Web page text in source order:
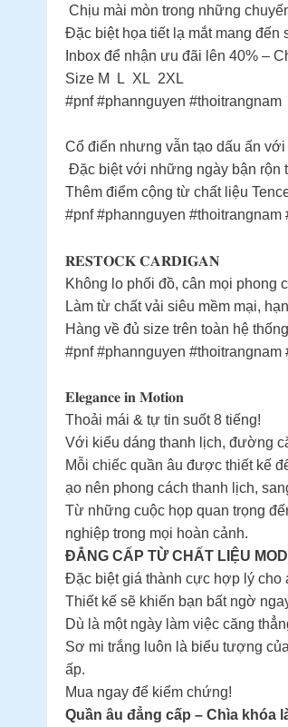
Chịu mài mòn trong những
Đặc biệt họa tiết lạ mắt mang đến
Inbox để nhận ưu đãi lên 40% –
Size M L XL 2XL
#pnf #phannguyen #thoitrangnam
Cổ điển nhưng vẫn tạo dấu ấn
Đặc biệt với những ngày bận rộn
Thêm điểm cộng từ chất liệu
#pnf #phannguyen #thoitrangnam
𝐑𝐄𝐒𝐓𝐎𝐂𝐊 𝐂𝐀𝐑𝐃𝐈𝐆𝐀𝐍
Không lo phối đồ, cân mọi phong
Làm từ chất vải siêu mềm mại,
Hàng về đủ size trên toàn hệ
#pnf #phannguyen #thoitrangnam
𝐄𝐥𝐞𝐠𝐚𝐧𝐜𝐞 𝐢𝐧 𝐌𝐨𝐭𝐢𝐨𝐧
Thoải mái & tự tin suốt 8 tiếng!
Với kiểu dáng thanh lịch, đường
Mỗi chiếc quần âu được thiết kế
ạo nên phong cách thanh lịch,
Từ những cuộc họp quan trọng
nghiệp trong mọi hoàn cảnh.
ĐẲNG CẤP TỪ CHẤT LIỆU
Đặc biệt giá thành cực hợp lý cho
Thiết kế sẽ khiến bạn bất ngờ
Dù là một ngày làm việc căng
Sơ mi trắng luôn là biểu tượng
ấp.
Mua ngay để kiểm chứng!
Quần âu đẳng cấp – Chìa khóa